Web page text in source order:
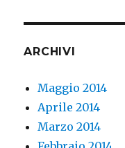
ARCHIVI
Maggio 2014
Aprile 2014
Marzo 2014